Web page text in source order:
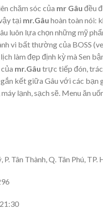
chăm sóc của mr Gâu đều
tại mr.Gâu hoàn toàn nói:
luôn lựa chọn những mỹ
vi bất thường của BOSS
làm đẹp định kỳ mà Sen
mr.Gâu trực tiếp đón,
kết giữa Gâu với các bạn
lạnh, sạch sẽ. Menu ăn
Tân Thành, Q. Tân Phú,